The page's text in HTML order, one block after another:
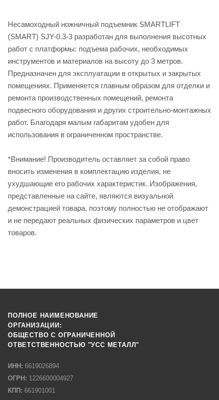
Несамоходный ножничный подъемник SMARTLIFT
(SMART) SJY-0.3-3 разработан для выполнения высотных
работ с платформы: подъема рабочих, необходимых
инструментов и материалов на высоту до 3 метров.
Предназначен для эксплуатации в открытых и закрытых
помещениях. Применяется главным образом для отделки и
ремонта производственных помещений, ремонта
подвесного оборудования и других строительно-монтажных
работ. Благодаря малым габаритам удобен для
использования в ограниченном пространстве.
*Внимание! Производитель оставляет за собой право
вносить изменения в комплектацию изделия, не
ухудшающие его рабочих характеристик. Изображения,
представленные на сайте, являются визуальной
демонстрацией товара, поэтому полностью не отображают
и не передают реальных физических параметров и цвет
товаров.
ПОЛНОЕ НАИМЕНОВАНИЕ
ОРГАНИЗАЦИИ:
ОБЩЕСТВО С ОГРАНИЧЕННОЙ
ОТВЕТСТВЕННОСТЬЮ "УСС МЕТАЛЛ"
ИНН: 6619026894
ОГРН: 1226600004927
КПП: 661901001